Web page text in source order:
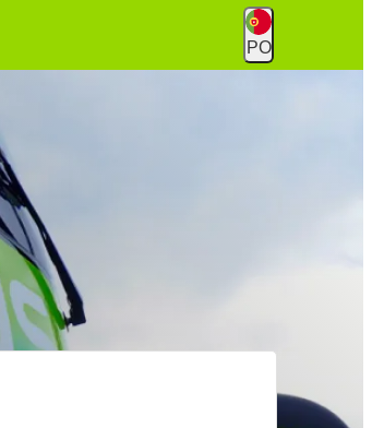
PO